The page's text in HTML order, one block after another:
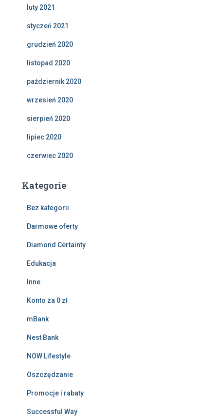
luty 2021
styczeń 2021
grudzień 2020
listopad 2020
październik 2020
wrzesień 2020
sierpień 2020
lipiec 2020
czerwiec 2020
Kategorie
Bez kategorii
Darmowe oferty
Diamond Certainty
Edukacja
Inne
Konto za 0 zł
mBank
Nest Bank
NOW Lifestyle
Oszczędzanie
Promocje i rabaty
Successful Way